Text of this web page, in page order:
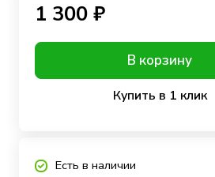
1 300 ₽
В корзину
Купить в 1 клик
Есть в наличии